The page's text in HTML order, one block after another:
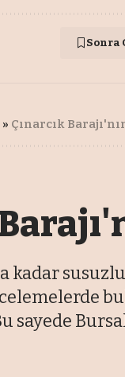
Sonra
» Çınarcık
kadar
sayede